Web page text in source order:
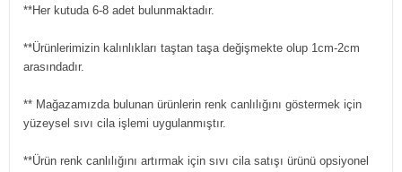
**Her kutuda 6-8 adet bulunmaktadır.
**Ürünlerimizin kalınlıkları taştan taşa değişmekte olup 1cm-2cm
arasındadır.
** Mağazamızda bulunan ürünlerin renk canlılığını göstermek için
yüzeysel sıvı cila işlemi uygulanmıştır.
**Ürün renk canlılığını artırmak için sıvı cila satışı ürünü opsiyonel